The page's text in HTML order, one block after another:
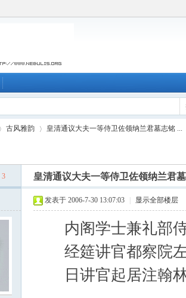
古风雅韵
›
皇清通议大夫一等侍卫佐领纳兰君墓志铭 ...
3 皇清通议大夫一等侍卫佐领纳兰君
发表于 2006-7-30 13:07:03 显示全部楼层
内阁学士兼礼部侍
经筵讲官都察院左
日讲官起居注翰林